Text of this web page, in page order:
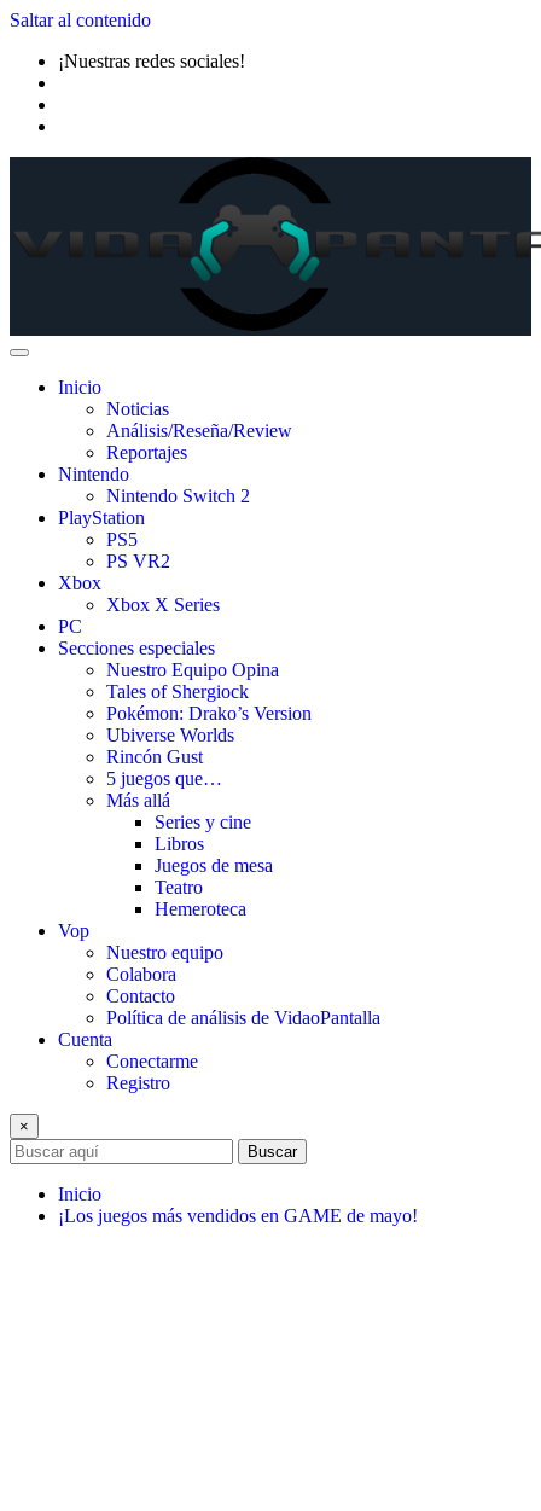
Saltar al contenido
¡Nuestras redes sociales!
Inicio
Noticias
Análisis/Reseña/Review
Reportajes
Nintendo
Nintendo Switch 2
PlayStation
PS5
PS VR2
Xbox
Xbox X Series
PC
Secciones especiales
Nuestro Equipo Opina
Tales of Shergiock
Pokémon: Drako’s Version
Ubiverse Worlds
Rincón Gust
5 juegos que…
Más allá
Series y cine
Libros
Juegos de mesa
Teatro
Hemeroteca
Vop
Nuestro equipo
Colabora
Contacto
Política de análisis de VidaoPantalla
Cuenta
Conectarme
Registro
×
Buscar
Inicio
¡Los juegos más vendidos en GAME de mayo!